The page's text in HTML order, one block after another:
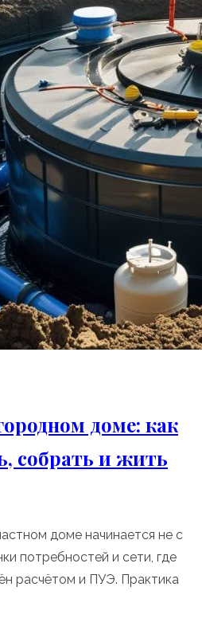
доме: как
собрать и жить
доме начинается не с
потребностей и сети, где
расчётом и ПУЭ. Практика